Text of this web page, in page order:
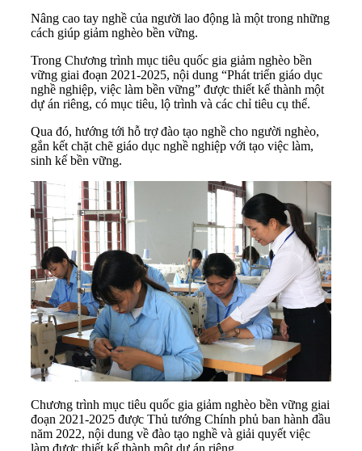
Nâng cao tay nghề của người lao động là một trong những
cách giúp giảm nghèo bền vững.
Trong Chương trình mục tiêu quốc gia giảm nghèo bền
vững giai đoạn 2021-2025, nội dung “Phát triển giáo dục
nghề nghiệp, việc làm bền vững” được thiết kế thành một
dự án riêng, có mục tiêu, lộ trình và các chỉ tiêu cụ thể.
Qua đó, hướng tới hỗ trợ đào tạo nghề cho người nghèo,
gắn kết chặt chẽ giáo dục nghề nghiệp với tạo việc làm,
sinh kế bền vững.
Chương trình mục tiêu quốc gia giảm nghèo bền vững giai
đoạn 2021-2025 được Thủ tướng Chính phủ ban hành đầu
năm 2022, nội dung về đào tạo nghề và giải quyết việc
làm được thiết kế thành một dự án riêng.